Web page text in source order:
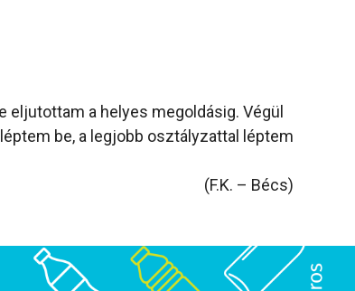
eljutottam a helyes megoldásig. Végül
be, a legjobb osztályzattal léptem
(F.K. – Bécs)